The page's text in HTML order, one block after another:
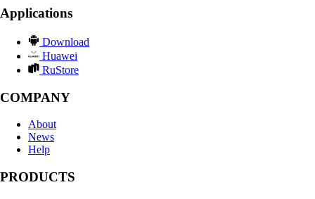
Applications
Download
Huawei
RuStore
COMPANY
About
News
Help
PRODUCTS